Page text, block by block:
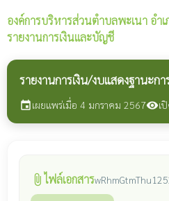
องค์การบริหารส่วนตำบลพะเนา อำ
รายงานการเงินและบัญชี
รายงานการเงิน/งบแสดงฐานะก
eventเผยแพร่เมื่อ 4 มกราคม 2567visibilityเ
attach_file ไฟล์เอกสาร